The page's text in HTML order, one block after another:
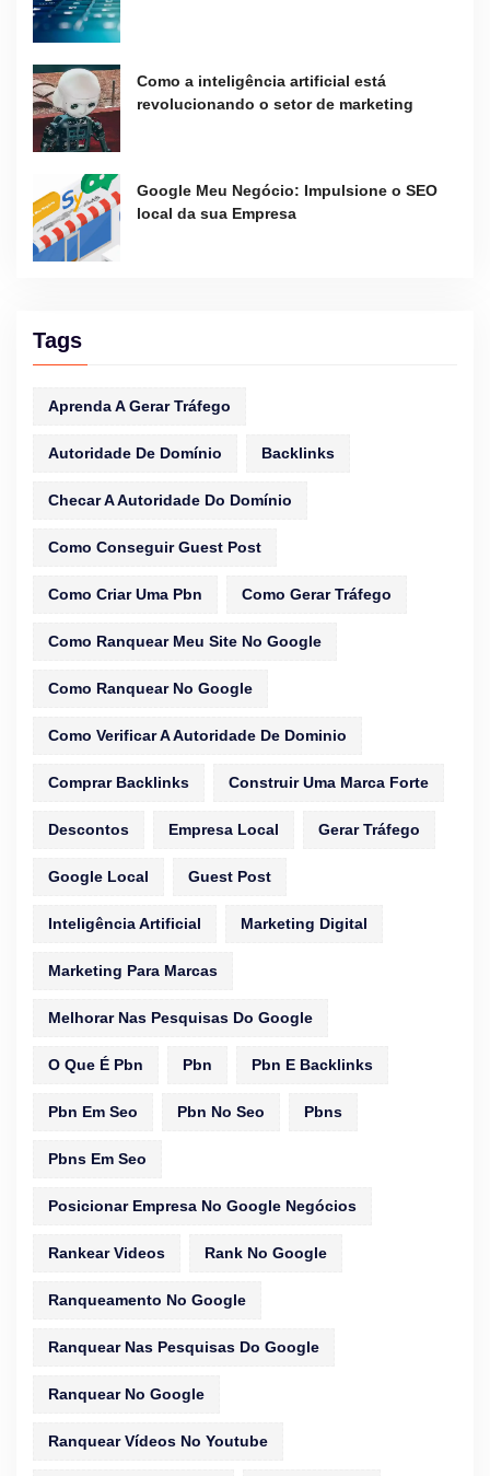
Como a inteligência artificial está
revolucionando o setor de marketing
Google Meu Negócio: Impulsione o SEO
local da sua Empresa
Tags
Aprenda A Gerar Tráfego
Autoridade De Domínio Backlinks
Checar A Autoridade Do Domínio
Como Conseguir Guest Post
Como Criar Uma Pbn Como Gerar Tráfego
Como Ranquear Meu Site No Google
Como Ranquear No Google
Como Verificar A Autoridade De Dominio
Comprar Backlinks Construir Uma Marca Forte
Descontos Empresa Local Gerar Tráfego
Google Local Guest Post
Inteligência Artificial Marketing Digital
Marketing Para Marcas
Melhorar Nas Pesquisas Do Google
O Que É Pbn Pbn Pbn E Backlinks
Pbn Em Seo Pbn No Seo Pbns
Pbns Em Seo
Posicionar Empresa No Google Negócios
Rankear Videos Rank No Google
Ranqueamento No Google
Ranquear Nas Pesquisas Do Google
Ranquear No Google
Ranquear Vídeos No Youtube